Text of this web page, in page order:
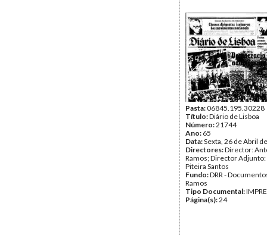
Pasta:06845.195.30228
Título:Diário de Lisboa
Número:21744
Ano: 65
Data:Sexta, 26 de Abril
Directores:Director:
Ramos; Director
Piteira Santos
Fundo:DRR -
Ramos
Tipo Documental:
Página(s):24